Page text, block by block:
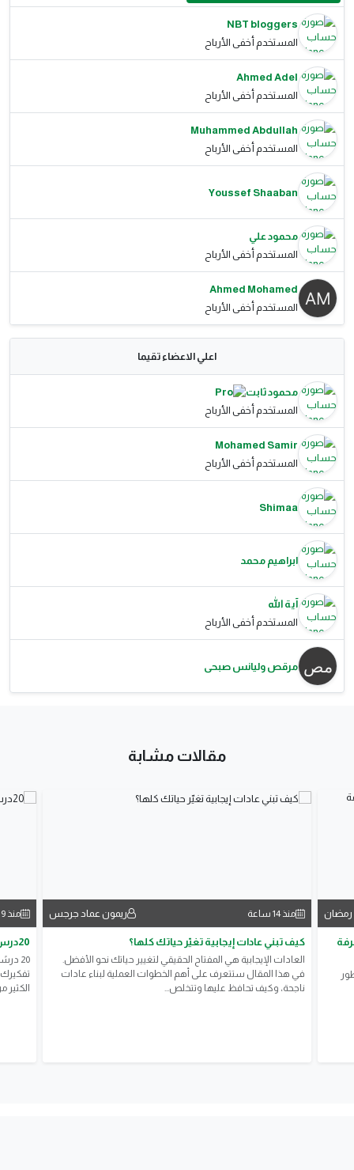
NBT bloggers
المستخدم أخفى الأرباح
Ahmed Adel
المستخدم أخفى الأرباح
Muhammed Abdullah
المستخدم أخفى الأرباح
Youssef Shaaban
محمود علي
المستخدم أخفى الأرباح
Ahmed Mohamed
المستخدم أخفى الأرباح
اعلي الاعضاء تقيما
محمود ثابت
المستخدم أخفى الأرباح
Mohamed Samir
المستخدم أخفى الأرباح
Shimaa
ابراهيم محمد
آية الله
المستخدم أخفى الأرباح
مرقص وليانس صبحى
مقالات مشابة
منذ 14 ساعة ريمون عماد جرجس
كيف تبني عادات إيجابية تغيّر حياتك كلها؟
العادات الإيجابية هي المفتاح الحقيقي لتغيير حياتك نحو الأفضل.
في هذا المقال ستتعرف على أهم الخطوات العملية لبناء عادات
ناجحة، وكيف تحافظ عليها وتتخلص...
منذ 9 ساعات
20درس في الحياة تمنيت لو عرفتها من قبل
20